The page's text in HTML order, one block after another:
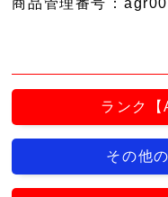
商品管理番号 ：
ランク【
その他